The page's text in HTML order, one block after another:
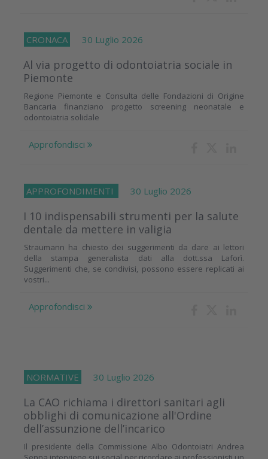
CRONACA 30 Luglio 2026
Al via progetto di odontoiatria sociale in
Piemonte
Regione Piemonte e Consulta delle Fondazioni di Origine
Bancaria finanziano progetto screening neonatale e
odontoiatria solidale
Approfondisci
APPROFONDIMENTI 30 Luglio 2026
I 10 indispensabili strumenti per la salute
dentale da mettere in valigia
Straumann ha chiesto dei suggerimenti da dare ai lettori
della stampa generalista dati alla dott.ssa Laforì.
Suggerimenti che, se condivisi, possono essere replicati ai
vostri...
Approfondisci
NORMATIVE 30 Luglio 2026
La CAO richiama i direttori sanitari agli
obblighi di comunicazione all'Ordine
dell’assunzione dell’incarico
Il presidente della Commissione Albo Odontoiatri Andrea